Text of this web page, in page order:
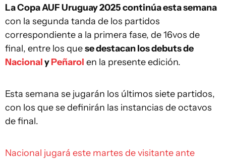
La Copa AUF Uruguay 2025 continúa esta semana
con la segunda tanda de los partidos
correspondiente a la primera fase, de 16vos de
final, entre los quese destacan los debuts de
NacionalyPeñarol en la presente edición.
Esta semana se jugarán los últimos siete partidos,
con los que se definirán las instancias de octavos
de final.
Nacional jugará este martes de visitante ante